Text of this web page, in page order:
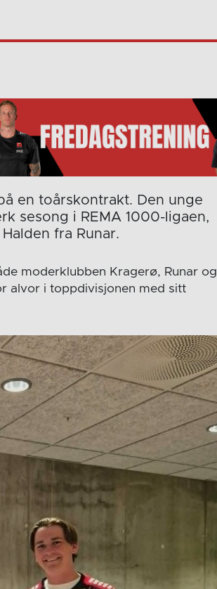
en toårskontrakt. Den unge
sesong i REMA 1000-ligaen,
fra Runar.
moderklubben Kragerø, Runar og
alvor i toppdivisjonen med sitt